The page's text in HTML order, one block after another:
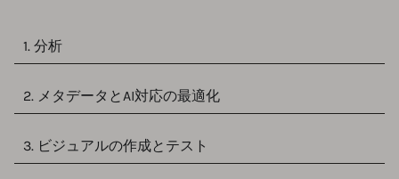
1. 分析
2. メタデータとAI対応の最適化
3. ビジュアルの作成とテスト